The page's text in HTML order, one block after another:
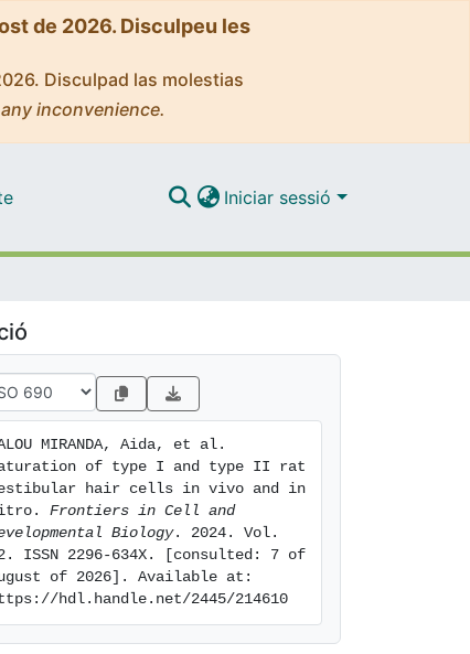
de 2026. Disculpeu les
Disculpad las molestias
inconvenience.
Iniciar sessió
MIRANDA, Aida, et al.
of type I and type II rat
hair cells in vivo and in
Frontiers in Cell and
Biology. 2024. Vol.
ISSN 2296-634X. [consulted: 7 of
of 2026]. Available at:
hdl.handle.net/2445/214610